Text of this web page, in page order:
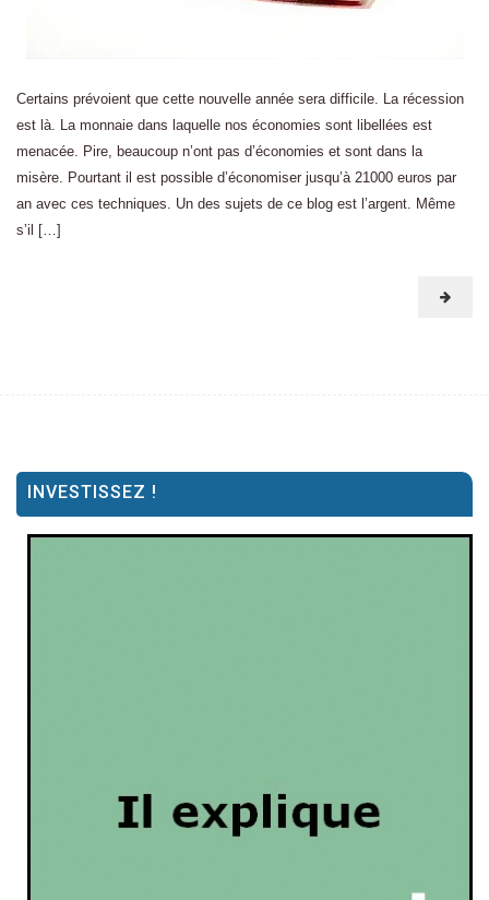
Certains prévoient que cette nouvelle année sera difficile. La récession
est là. La monnaie dans laquelle nos économies sont libellées est
menacée. Pire, beaucoup n’ont pas d’économies et sont dans la
misère. Pourtant il est possible d’économiser jusqu’à 21000 euros par
an avec ces techniques. Un des sujets de ce blog est l’argent. Même
s’il […]
INVESTISSEZ !